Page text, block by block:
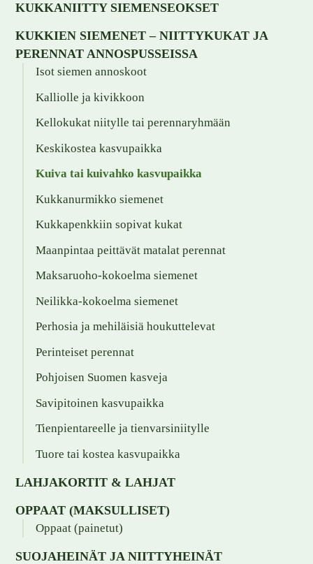
KUKKANIITTY SIEMENSEOKSET
KUKKIEN SIEMENET – NIITTYKUKAT JA
PERENNAT ANNOSPUSSEISSA
Isot siemen annoskoot
Kalliolle ja kivikkoon
Kellokukat niitylle tai perennaryhmään
Keskikostea kasvupaikka
Kuiva tai kuivahko kasvupaikka
Kukkanurmikko siemenet
Kukkapenkkiin sopivat kukat
Maanpintaa peittävät matalat perennat
Maksaruoho-kokoelma siemenet
Neilikka-kokoelma siemenet
Perhosia ja mehiläisiä houkuttelevat
Perinteiset perennat
Pohjoisen Suomen kasveja
Savipitoinen kasvupaikka
Tienpientareelle ja tienvarsiniitylle
Tuore tai kostea kasvupaikka
LAHJAKORTIT & LAHJAT
OPPAAT (MAKSULLISET)
Oppaat (painetut)
SUOJAHEINÄT JA NIITTYHEINÄT